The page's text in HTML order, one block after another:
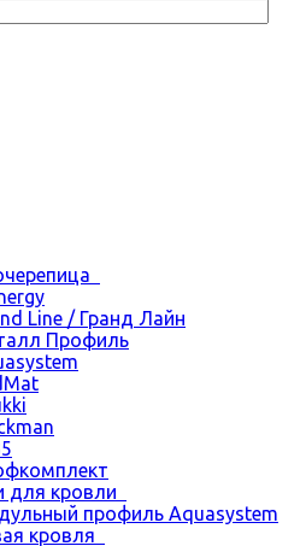
Line / Гранд Лайн
Профиль
для кровли
профиль Aquasystem
кровля